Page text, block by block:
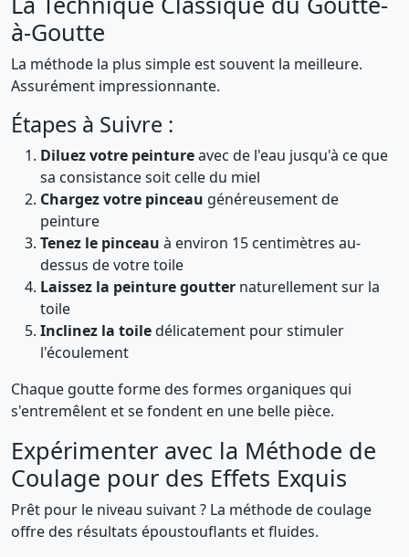
à-Goutte
La méthode la plus simple est souvent la meilleure.
Assurément impressionnante.
Étapes à Suivre :
Diluez votre peintureavec de l'eau jusqu'à ce que
sa consistance soit celle du miel
Chargez votre pinceau généreusement de
peinture
Tenez le pinceau à environ 15 centimètres au-
dessus de votre toile
Laissez la peinture goutter naturellement sur la
toile
Inclinez la toiledélicatement pour stimuler
l'écoulement
Chaque goutte forme des formes organiques qui
s'entremêlent et se fondent en une belle pièce.
Expérimenter avec la Méthode de
Coulage pour des Effets Exquis
Prêt pour le niveau suivant ? La méthode de coulage
offre des résultats époustouflants et fluides.